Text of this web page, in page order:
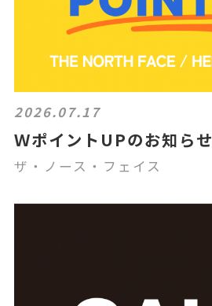
2026.07.17
ＷポイントUPのお知らせ
ザ・ノース・フェイス